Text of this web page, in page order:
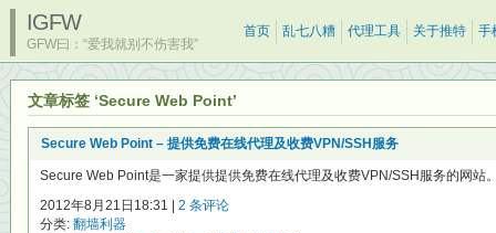
IGFW
GFW曰：“爱我就别不伤害我”
首页 乱七八糟 代理工具 关于推特 手
文章标签 ‘Secure Web Point’
Secure Web Point – 提供免费在线代理及收费VPN/SSH服务
Secure Web Point是一家提供提供免费在线代理及收费VPN/SSH服务的网站
2012年8月21日18:31 | 2 条评论
分类: 翻墙利器